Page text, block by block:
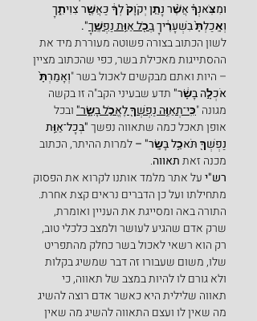
וּמִצֹּֽאנְךָ֗ אֲשֶׁ֨ר נָתַ֤ן יְקֹוָק֙ לְךָ֔ כַּאֲשֶׁ֖ר צִוִּיתִ֑ךָ
וְאָֽכַלְתָּ֙ בִּשְׁעָרֶ֔יךָ בְּכֹ֖ל אַוַּ֥ת נַפְשֶֽׁךָ".
לשון הכתוב בצורה פשוטה מעוררת מיד את
ההסתייגות מאכילת בשר, כפי שהכתוב מציין
– היות ואתם מבקשים לאכול בשר "וְאָמַרְתָּ֙
אֹכְלָ֣ה בָשָׂ֔ר" תדע שבעיני הקב"ה זו בקשה
מגונה "כִּֽי־תְאַוֶּ֥ה נַפְשְׁךָ֖ לֶאֱכֹ֣ל בָּשָׂ֑ר" ובכל
אופן תאכל כמה שתאווה נפשך "בְּכָל־אַוַּ֥ת
נַפְשְׁךָ֖ תֹּאכַ֥ל בָּשָֽׂר" – למרות ההיתר, הכתוב
מכנה זאת תאווה.
רש"י על אתר מלמד אותנו לקרוא את הפסוק
מתחילתו ועל כן הדברים נראים קצת אחרת.
התורה באה ומסייגת את העניין ואומרת,
שרק אדם שהגיע לעושר ולמצב כלכלי טוב,
רק הוא רשאי לאכול בשר כחלק מהתפריט
שלו, משום שעבורו זה דבר שמשיג בקלות
ולא גורם לו להיות במצב של תאווה, כי
תאווה שלילית היא כאשר אדם רוצה להשיג
מה שאין לו ועצם התאווה להשיג מה שאין